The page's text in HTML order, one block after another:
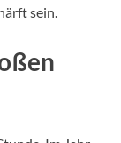
sein.